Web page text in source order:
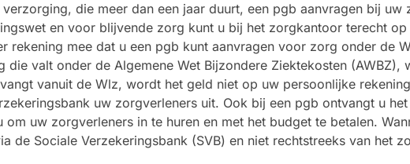
die meer dan een jaar duurt, een pgb aanvragen bij uw
en voor blijvende zorg kunt u bij het zorgkantoor terecht op
rekening mee dat u een pgb kunt aanvragen voor zorg onder de
valt onder de Algemene Wet Bijzondere Ziektekosten (AWBZ),
vanuit de Wlz, wordt het geld niet op uw persoonlijke
uw zorgverleners uit. Ook bij een pgb ontvangt u
uw zorgverleners in te huren en met het budget te betalen.
de Sociale Verzekeringsbank (SVB) en niet rechtstreeks van het